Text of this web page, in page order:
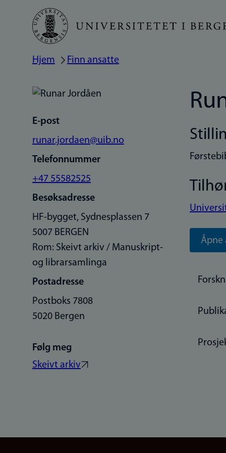
Hopp
hovedinnhold
Navigasjonssti
Hjem Finn ansatte
E-post
runar.jordaen@uib.no
Telefonnummer
+47 55582525
Besøksadresse
HF-bygget, Sydnesplassen 7
5007 BERGEN
Rom: Skeivt arkiv / Manuskript-
og librarsamlinga
Postadresse
Postboks 7808
5020 Bergen
Følg meg
Skeivt arkiv
Åpne